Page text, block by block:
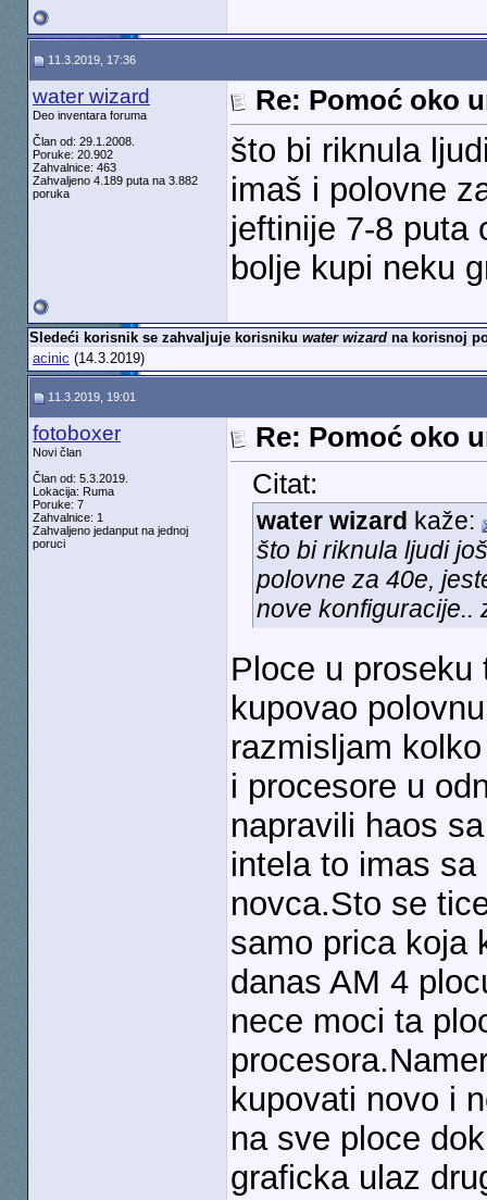
11.3.2019, 17:36
water wizard
Deo inventara foruma
Član od: 29.1.2008.
Poruke: 20.902
Zahvalnice: 463
Zahvaljeno 4.189 puta na 3.882
poruka
Re: Pomoć oko
što bi riknula
imaš i polovne
jeftinije 7-8 puta
bolje kupi neku
Sledeći korisnik se zahvaljuje korisniku water wizardna korisnoj
acinic (14.3.2019)
11.3.2019, 19:01
fotoboxer
Novi član
Član od: 5.3.2019.
Lokacija: Ruma
Poruke: 7
Zahvalnice: 1
Zahvaljeno jedanput na jednoj
poruci
Re: Pomoć oko
Citat:
water wizard kaže:
što bi riknula ljudi
polovne za 40e,
nove konfiguracije..
Ploce u proseku
kupovao
razmisljam
i procesore u
napravili haos
intela to imas
novca.Sto se
samo prica koja
danas AM 4
nece moci ta
kupovati novo i
na sve ploce
graficka ulaz